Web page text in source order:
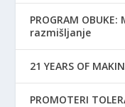
PROGRAM
razmišljanje
21 YEARS OF
PROMOTERI